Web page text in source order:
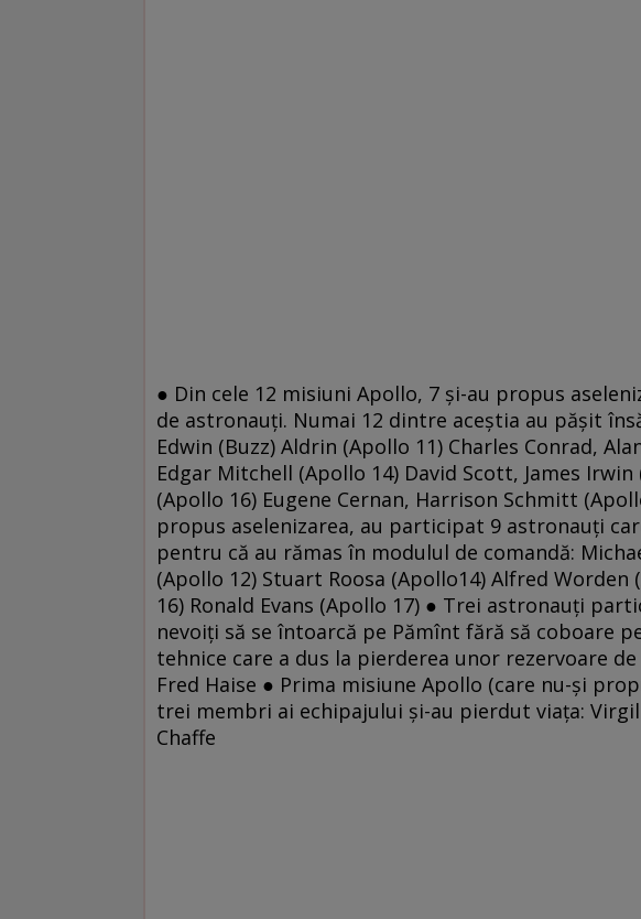
● Din cele 12 misiuni Apollo, 7 şi-au propus
de astronauţi. Numai 12 dintre aceştia au păşit
Edwin (Buzz) Aldrin (Apollo 11) Charles Conrad,
Edgar Mitchell (Apollo 14) David Scott, James Irwin
(Apollo 16) Eugene Cernan, Harrison Schmitt
propus aselenizarea, au participat 9 astronauţi
pentru că au rămas în modulul de comandă:
(Apollo 12) Stuart Roosa (Apollo14) Alfred
16) Ronald Evans (Apollo 17) ● Trei astronauţi
nevoiţi să se întoarcă pe Pămînt fără să coboare
tehnice care a dus la pierderea unor rezervoare de
Fred Haise ● Prima misiune Apollo (care nu-şi
trei membri ai echipajului şi-au pierdut viaţa:
Chaffe